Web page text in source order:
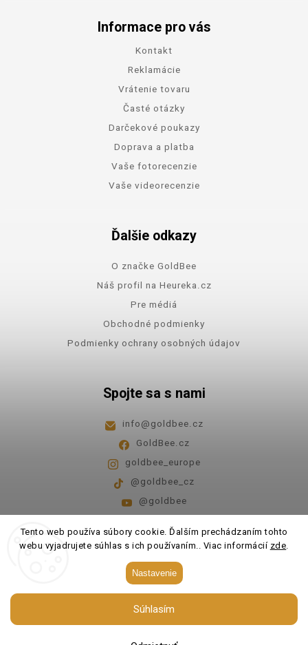
Tento web používa súbory cookie. Ďalším prechádzaním tohto
webu vyjadrujete súhlas s ich používaním.. Viac informácií zde.
Nastavenie
Súhlasím
Informace pro vás
Kontakt
Reklamácie
Vrátenie tovaru
Časté otázky
Darčekové poukazy
Doprava a platba
Vaše fotorecenzie
Vaše videorecenzie
Ďalšie odkazy
O značke GoldBee
Náš profil na Heureka.cz
Pre médiá
Obchodné podmienky
Podmienky ochrany osobných údajov
Spojte sa s nami
info@goldbee.cz
GoldBee.cz
goldbee_europe
@goldbee_cz
@goldbee
Pondelok - piatok 8:00-14:00
GoldBee. Všetky práva vyhradené.
Upraviť nastavenie cookies
Shoptet| Design